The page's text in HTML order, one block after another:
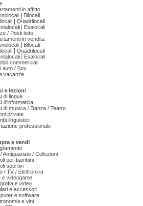
in affitto
Bilocali
Quadrilocali
Esalocali
/ Posti letto
in vendita
Bilocali
Quadrilocali
Esalocali
commerciali
auto / Box
vacanze
e lezioni
di lingua
d'informatica
di musica / Danza / Teatro
private
linguistici
professionale
e vendi
Antiquariato / Collezioni
per bambini
sportivi
/ TV / Elettronica
e videogame
e video
e accessori
e software
e vini